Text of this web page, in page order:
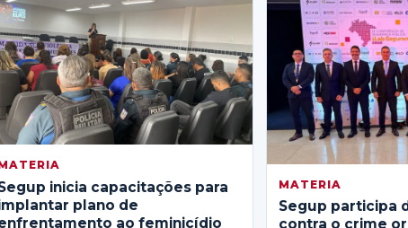
inicia capacitações para
plano de
ao feminicídio
MATERIA
Segup participa
contra o crime